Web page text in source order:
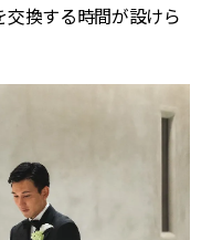
交換する時間が設けら